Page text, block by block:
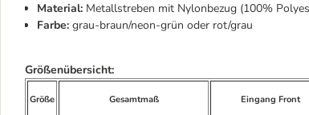
Material: Metallstreben mit Nylonbezug (100%
Farbe: grau-braun/neon-grün oder rot/grau
Größenübersicht:
Größe Gesamtmaß Eingang Front